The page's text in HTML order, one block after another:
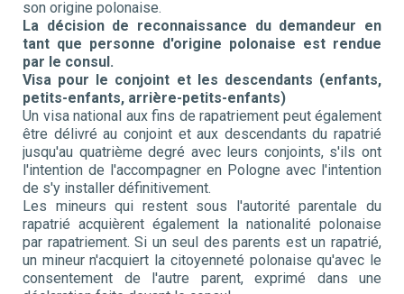
son origine polonaise.
La décision de reconnaissance du demandeur en
tant que personne d'origine polonaise est rendue
par le consul.
Visa pour le conjoint et les descendants (enfants,
petits-enfants, arrière-petits-enfants)
Un visa national aux fins de rapatriement peut également
être délivré au conjoint et aux descendants du rapatrié
jusqu'au quatrième degré avec leurs conjoints, s'ils ont
l'intention de l'accompagner en Pologne avec l'intention
de s'y installer définitivement.
Les mineurs qui restent sous l'autorité parentale du
rapatrié acquièrent également la nationalité polonaise
par rapatriement. Si un seul des parents est un rapatrié,
un mineur n'acquiert la citoyenneté polonaise qu'avec le
consentement de l'autre parent, exprimé dans une